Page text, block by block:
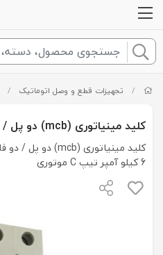
/ تجهیزات قطع و وصل اتوماتیک /
کلید مینیاتوری (mcb) دو پل / دو فاز 10 آمپر هیوندایی
6 کیلو آمپر تیپ C موتوری